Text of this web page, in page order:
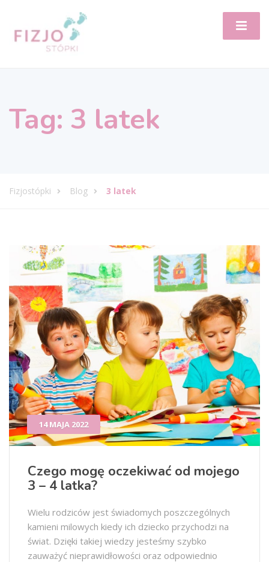
Tag: 3 latek
Fizjostópki Blog 3 latek
14 MAJA 2022
Czego mogę oczekiwać od mojego
3 – 4 latka?
Wielu rodziców jest świadomych poszczególnych
kamieni milowych kiedy ich dziecko przychodzi na
świat. Dzięki takiej wiedzy jesteśmy szybko
zauważyć nieprawidłowości oraz odpowiednio